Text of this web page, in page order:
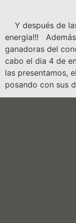
Y después de
energia!!!
ganadoras del
cabo el dia 4 de
las presentamos,
posando con sus